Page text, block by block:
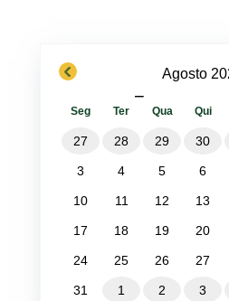
previous Agosto
−
Seg Ter Qua Qui
27 28 29 30
3 4 5 6
10 11 12 13
17 18 19 20
24 25 26 27
31 1 2 3